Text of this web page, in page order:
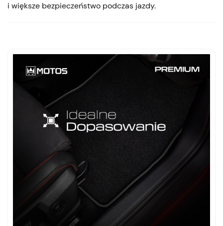
i większe bezpieczeństwo podczas jazdy.